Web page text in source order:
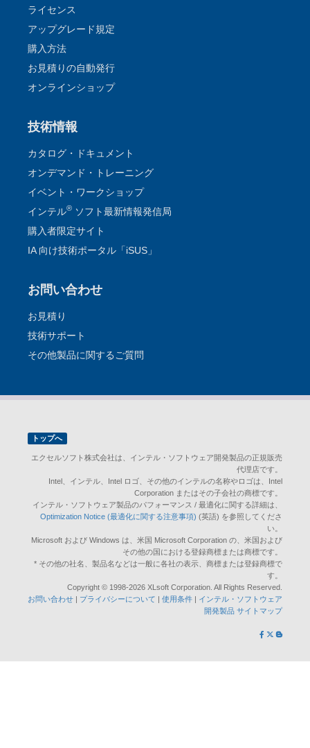
ライセンス
アップグレード規定
購入方法
お見積りの自動発行
オンラインショップ
技術情報
カタログ・ドキュメント
オンデマンド・トレーニング
イベント・ワークショップ
インテル® ソフト最新情報発信局
購入者限定サイト
IA 向け技術ポータル「iSUS」
お問い合わせ
お見積り
技術サポート
その他製品に関するご質問
トップへ
エクセルソフト株式会社は、インテル・ソフトウェア開発製品の正規販売
代理店です。
Intel、インテル、Intel ロゴ、その他のインテルの名称やロゴは、Intel
Corporation またはその子会社の商標です。
インテル・ソフトウェア製品のパフォーマンス / 最適化に関する詳細は、
Optimization Notice (最適化に関する注意事項) (英語) を参照してくださ
い。
Microsoft および Windows は、米国 Microsoft Corporation の、米国および
その他の国における登録商標または商標です。
* その他の社名、製品名などは一般に各社の表示、商標または登録商標で
す。
Copyright © 1998-2026 XLsoft Corporation. All Rights Reserved.
お問い合わせ | プライバシーについて | 使用条件 | インテル・ソフトウェア
開発製品 サイトマップ